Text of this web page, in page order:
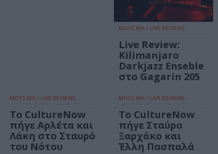
ΜΟΥΣΙΚΗ / LIVE REVIEWS
Live Review:
Kilimanjaro
Darkjazz Enseble
στο Gagarin 205
ΜΟΥΣΙΚΗ / LIVE REVIEWS
Το CultureNow
πήγε Αρλέτα και
Λάκη στο Σταυρό
του Νότου
ΜΟΥΣΙΚΗ / LIVE REVIEWS
Το CultureNow
πήγε Σταύρο
Ξαρχάκο και
Έλλη Πασπαλά